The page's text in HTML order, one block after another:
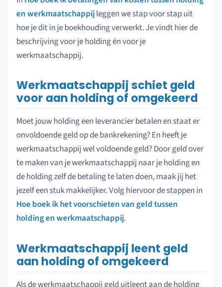
en werkmaatschappijleggen we stap voor stap uit
hoe je dit in je boekhouding verwerkt. Je vindt hier de
beschrijving voor je holding én voor je
werkmaatschappij.
Werkmaatschappij schiet geld
voor aan holding of omgekeerd
Moet jouw holding een leverancier betalen en staat er
onvoldoende geld op de bankrekening? En heeft je
werkmaatschappij wel voldoende geld? Door geld over
te maken van je werkmaatschappij naar je holding en
de holding zelf de betaling te laten doen, maak jij het
jezelf een stuk makkelijker. Volg hiervoor de stappen in
Hoe boek ik het voorschieten van geld tussen
holding en werkmaatschappij.
Werkmaatschappij leent geld
aan holding of omgekeerd